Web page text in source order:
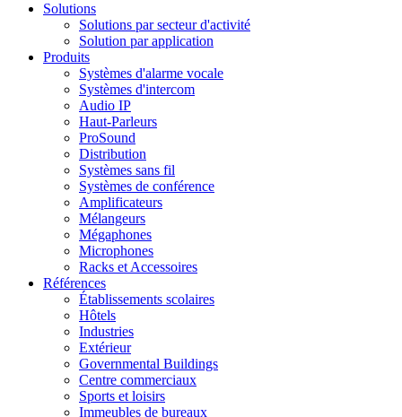
Solutions
Solutions par secteur d'activité
Solution par application
Produits
Systèmes d'alarme vocale
Systèmes d'intercom
Audio IP
Haut-Parleurs
ProSound
Distribution
Systèmes sans fil
Systèmes de conférence
Amplificateurs
Mélangeurs
Mégaphones
Microphones
Racks et Accessoires
Références
Établissements scolaires
Hôtels
Industries
Extérieur
Governmental Buildings
Centre commerciaux
Sports et loisirs
Immeubles de bureaux